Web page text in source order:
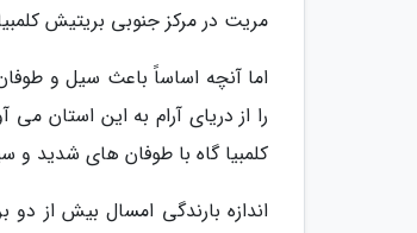
مریت در مرکز جنوبی بریتیش
را از دریای آرام به این استان
کلمبیا گاه با طوفان های شدید و
اندازه بارندگی امسال بیش از